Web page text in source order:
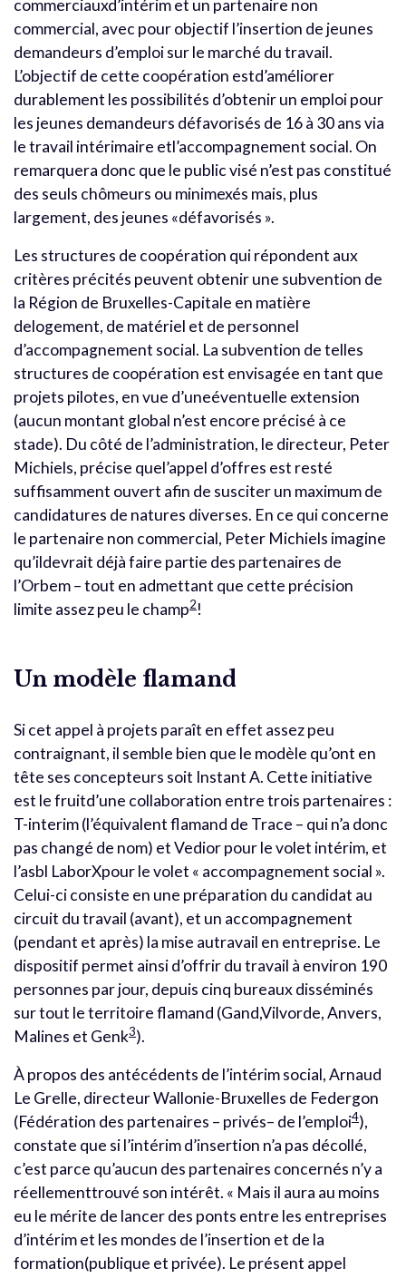
commerciauxd’intérim et un partenaire non
commercial, avec pour objectif l’insertion de jeunes
demandeurs d’emploi sur le marché du travail.
L’objectif de cette coopération estd’améliorer
durablement les possibilités d’obtenir un emploi pour
les jeunes demandeurs défavorisés de 16 à 30 ans via
le travail intérimaire etl’accompagnement social. On
remarquera donc que le public visé n’est pas constitué
des seuls chômeurs ou minimexés mais, plus
largement, des jeunes «défavorisés ».
Les structures de coopération qui répondent aux
critères précités peuvent obtenir une subvention de
la Région de Bruxelles-Capitale en matière
delogement, de matériel et de personnel
d’accompagnement social. La subvention de telles
structures de coopération est envisagée en tant que
projets pilotes, en vue d’uneéventuelle extension
(aucun montant global n’est encore précisé à ce
stade). Du côté de l’administration, le directeur, Peter
Michiels, précise quel’appel d’offres est resté
suffisamment ouvert afin de susciter un maximum de
candidatures de natures diverses. En ce qui concerne
le partenaire non commercial, Peter Michiels imagine
qu’ildevrait déjà faire partie des partenaires de
l’Orbem – tout en admettant que cette précision
limite assez peu le champ2!
Un modèle flamand
Si cet appel à projets paraît en effet assez peu
contraignant, il semble bien que le modèle qu’ont en
tête ses concepteurs soit Instant A. Cette initiative
est le fruitd’une collaboration entre trois partenaires :
T-interim (l’équivalent flamand de Trace – qui n’a donc
pas changé de nom) et Vedior pour le volet intérim, et
l’asbl LaborXpour le volet « accompagnement social ».
Celui-ci consiste en une préparation du candidat au
circuit du travail (avant), et un accompagnement
(pendant et après) la mise autravail en entreprise. Le
dispositif permet ainsi d’offrir du travail à environ 190
personnes par jour, depuis cinq bureaux disséminés
sur tout le territoire flamand (Gand,Vilvorde, Anvers,
Malines et Genk3).
À propos des antécédents de l’intérim social, Arnaud
Le Grelle, directeur Wallonie-Bruxelles de Federgon
(Fédération des partenaires – privés– de l’emploi4),
constate que si l’intérim d’insertion n’a pas décollé,
c’est parce qu’aucun des partenaires concernés n’y a
réellementtrouvé son intérêt. « Mais il aura au moins
eu le mérite de lancer des ponts entre les entreprises
d’intérim et les mondes de l’insertion et de la
formation(publique et privée). Le présent appel